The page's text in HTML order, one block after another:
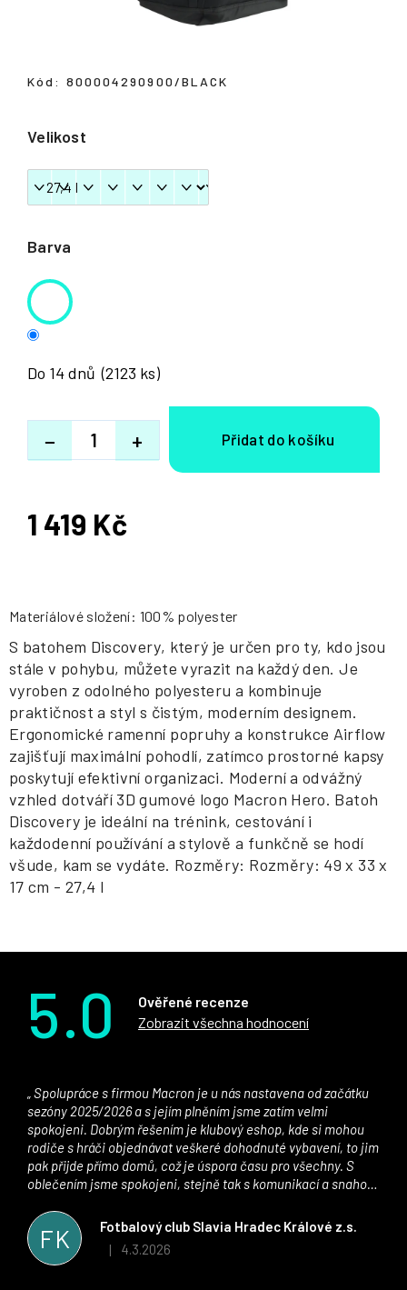
Barva
Velikost
Do 14 dnů (2123 ks)
+
−
Kód: 800004290900/BLACK
1 419 Kč
Měrná
Materiálové složení: 100% polyester
S batohem Discovery, který je určen pro ty, kdo jsou
stále v pohybu, můžete vyrazit na každý den. Je
vyroben z odolného polyesteru a kombinuje
praktičnost a styl s čistým, moderním designem.
Ergonomické ramenní popruhy a konstrukce Airflow
zajišťují maximální pohodlí, zatímco prostorné kapsy
poskytují efektivní organizaci. Moderní a odvážný
vzhled dotváří 3D gumové logo Macron Hero. Batoh
Discovery je ideální na trénink, cestování i
každodenní používání a stylově a funkčně se hodí
všude, kam se vydáte. Rozměry: Rozměry: 49 x 33 x
17 cm - 27,4 l
5.0
Ověřené recenze
Zobrazit všechna hodnocení
FK
Fotbalový club Slavia Hradec Králové z.s.
Hodnocení obchodu je 5 z 5 hvězdiček.
| 4.3.2026
sezóny 2025/2026 a s jejím plněním jsme zatím velmi
spokojeni. Dobrým řešením je klubový eshop, kde si mohou
rodiče s hráči objednávat veškeré dohodnuté vybavení, to jim
pak přijde přímo domů, což je úspora času pro všechny. S
oblečením jsme spokojeni, stejně tak s komunikací a snahou
stran. Věříme, že v tomto duchu bude spolupráce pokračovat
i nadále, nyní už začínáme řešit i první sady dresů ;)